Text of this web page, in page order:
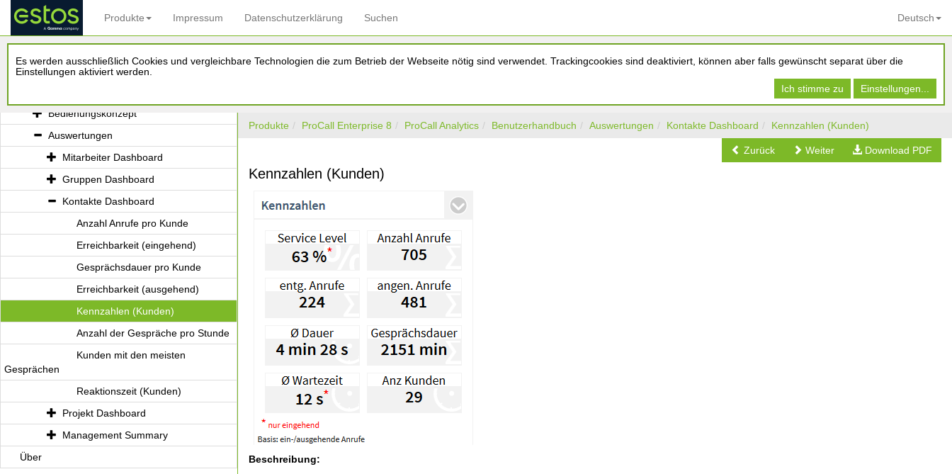
Es werden ausschließlich Cookies und vergleichbare Technologien die zum Betrieb der Webseite nötig sind verwendet. Trackingcookies sind deaktiviert, können aber falls gewünscht separat über die
Einstellungen aktiviert werden.
Ich stimme zu
Einstellungen...
Produkte Impressum Datenschutzerklärung Suchen Deutsch
ProCall Analytics
Administrationshandbuch
Bedienungskonzept
Auswertungen
Mitarbeiter Dashboard
Gruppen Dashboard
Kontakte Dashboard
Anzahl Anrufe pro Kunde
Erreichbarkeit (eingehend)
Gesprächsdauer pro Kunde
Erreichbarkeit (ausgehend)
Kennzahlen (Kunden)
Anzahl der Gespräche pro Stunde
Kunden mit den meisten
Gesprächen
Reaktionszeit (Kunden)
Projekt Dashboard
Management Summary
Über
Produkte ProCall Enterprise 8 ProCall Analytics Benutzerhandbuch Auswertungen Kontakte Dashboard Kennzahlen (Kunden)
Zurück Weiter Download PDF
Kennzahlen (Kunden)
Beschreibung: